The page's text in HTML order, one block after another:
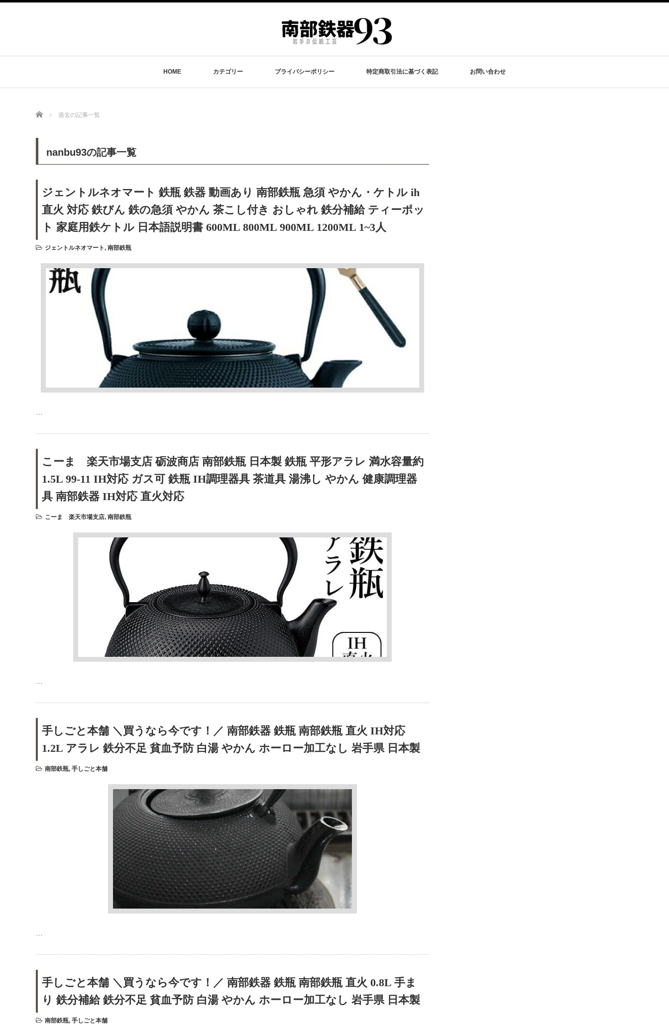
HOME カテゴリー プライバシーポリシー 特定商取引法に基づく表記 お問い合わせ
Home 過去の記事一覧
nanbu93の記事一覧
ジェントルネオマート 鉄瓶 鉄器 動画あり 南部鉄瓶 急須 やかん・ケトル ih
直火 対応 鉄びん 鉄の急須 やかん 茶こし付き おしゃれ 鉄分補給 ティーポッ
ト 家庭用鉄ケトル 日本語説明書 600ML 800ML 900ML 1200ML 1~3人
ジェントルネオマート, 南部鉄瓶
こーま 楽天市場支店 砺波商店 南部鉄瓶 日本製 鉄瓶 平形アラレ 満水容量約
1.5L 99-11 IH対応 ガス可 鉄瓶 IH調理器具 茶道具 湯沸し やかん 健康調理器
具 南部鉄器 IH対応 直火対応
こーま 楽天市場支店, 南部鉄瓶
手しごと本舗 ＼買うなら今です！／ 南部鉄器 鉄瓶 南部鉄瓶 直火 IH対応
1.2L アラレ 鉄分不足 貧血予防 白湯 やかん ホーロー加工なし 岩手県 日本製
南部鉄瓶, 手しごと本舗
手しごと本舗 ＼買うなら今です！／ 南部鉄器 鉄瓶 南部鉄瓶 直火 0.8L 手ま
り 鉄分補給 鉄分不足 貧血予防 白湯 やかん ホーロー加工なし 岩手県 日本製
南部鉄瓶, 手しごと本舗